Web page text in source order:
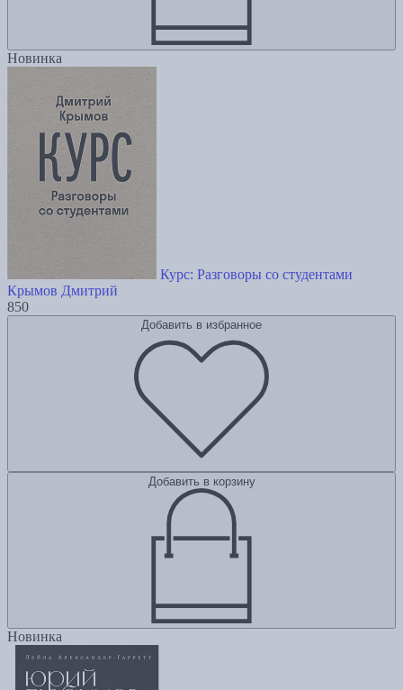
Новинка
Курс: Разговоры со студентами
Крымов Дмитрий
850
Добавить в избранное
Добавить в корзину
Новинка